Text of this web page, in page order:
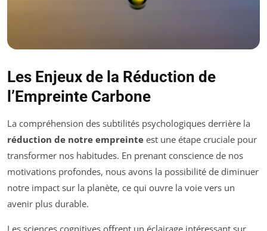
Les Enjeux de la Réduction de
l’Empreinte Carbone
La compréhension des subtilités psychologiques derrière la
réduction de notre empreinte est une étape cruciale pour
transformer nos habitudes. En prenant conscience de nos
motivations profondes, nous avons la possibilité de diminuer
notre impact sur la planète, ce qui ouvre la voie vers un
avenir plus durable.